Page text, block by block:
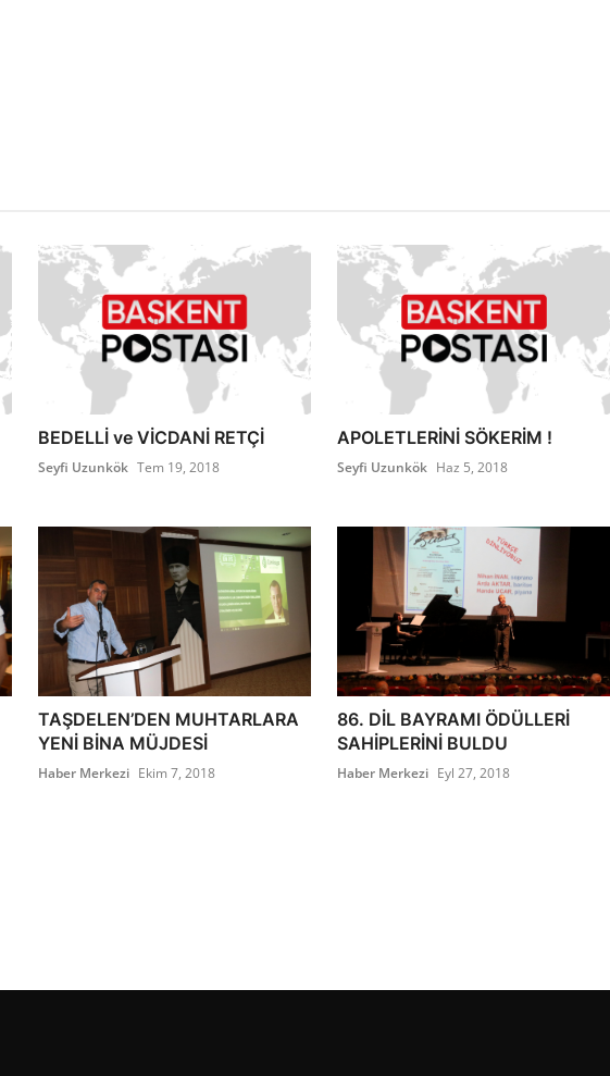
BEDELLİ ve VİCDANİ RETÇİ
Seyfi Uzunkök Tem 19, 2018
APOLETLERİNİ SÖKERİM !
Seyfi Uzunkök Haz 5, 2018
TAŞDELEN’DEN MUHTARLARA
YENİ BİNA MÜJDESİ
Haber Merkezi Ekim 7, 2018
86. DİL BAYRAMI ÖDÜLLERİ
SAHİPLERİNİ BULDU
Haber Merkezi Eyl 27, 2018